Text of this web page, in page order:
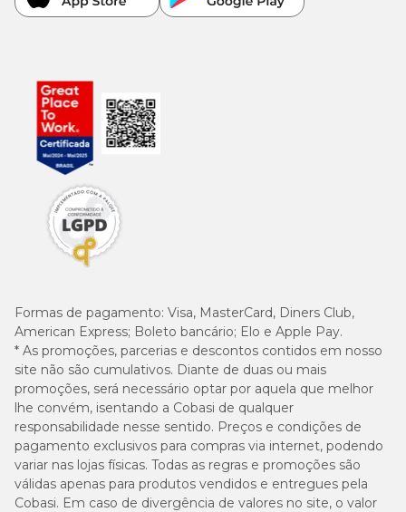
Formas de pagamento: Visa, MasterCard, Diners Club,
American Express; Boleto bancário; Elo e Apple Pay.
* As promoções, parcerias e descontos contidos em nosso
site não são cumulativos. Diante de duas ou mais
promoções, será necessário optar por aquela que melhor
lhe convém, isentando a Cobasi de qualquer
responsabilidade nesse sentido. Preços e condições de
pagamento exclusivos para compras via internet, podendo
variar nas lojas físicas. Todas as regras e promoções são
válidas apenas para produtos vendidos e entregues pela
Cobasi. Em caso de divergência de valores no site, o valor